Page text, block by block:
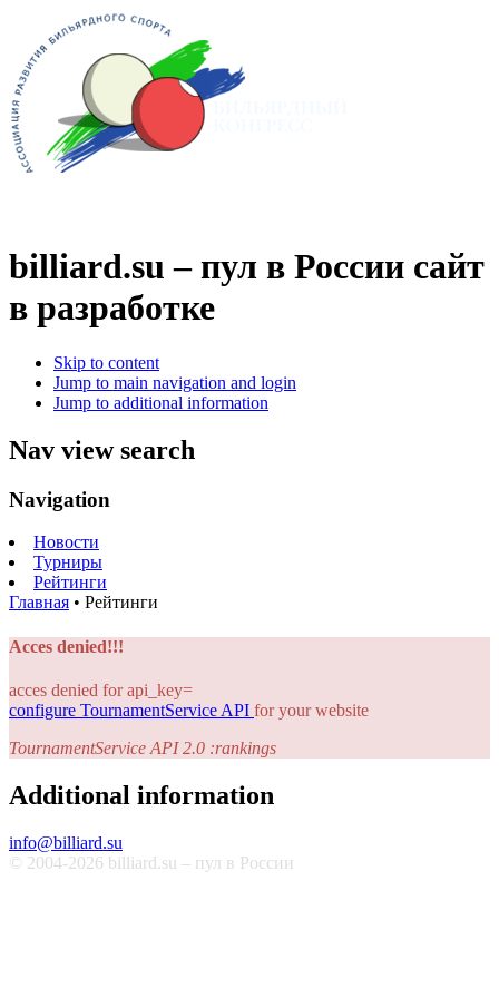
billiard.su – пул в России сайт
в разработке
Skip to content
Jump to main navigation and login
Jump to additional information
Nav view search
Navigation
Новости
Турниры
Рейтинги
Главная • Рейтинги
Acces denied!!!
acces denied for api_key=
configure TournamentService API for your website
TournamentService API 2.0 :rankings
Additional information
info@billiard.su
© 2004-2026 billiard.su – пул в России